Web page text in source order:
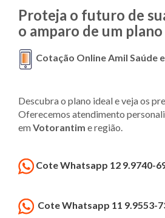
Proteja o futuro de
o amparo de um
Cotação Online Amil Saúde
Descubra o plano ideal e veja os
Oferecemos atendimento
emVotorantim e região.
Cote Whatsapp 12 9.9740-
Cote Whatsapp 11 9.9553-